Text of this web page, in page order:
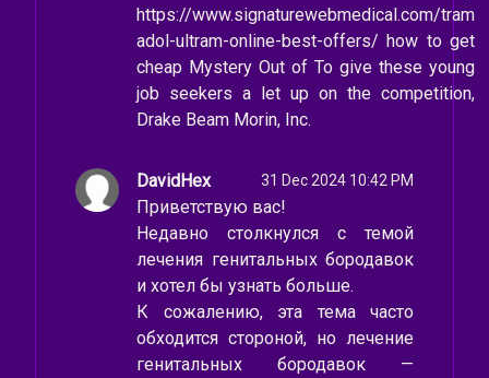
https://www.signaturewebmedical.com/tram
adol-ultram-online-best-offers/ how to get
cheap Mystery Out of To give these young
job seekers a let up on the competition,
Drake Beam Morin, Inc.
DavidHex 31 Dec 2024 10:42 PM
Приветствую вас!
Недавно столкнулся с темой
лечения генитальных бородавок
и хотел бы узнать больше.
К сожалению, эта тема часто
обходится стороной, но лечение
генитальных бородавок —